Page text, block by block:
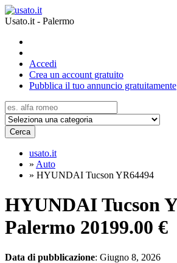
Usato.it - Palermo
Accedi
Crea un account gratuito
Pubblica il tuo annuncio gratuitamente
Cerca
usato.it
» Auto
» HYUNDAI Tucson YR64494
HYUNDAI Tucson
Palermo 20199.00 €
Data di pubblicazione: Giugno 8, 2026